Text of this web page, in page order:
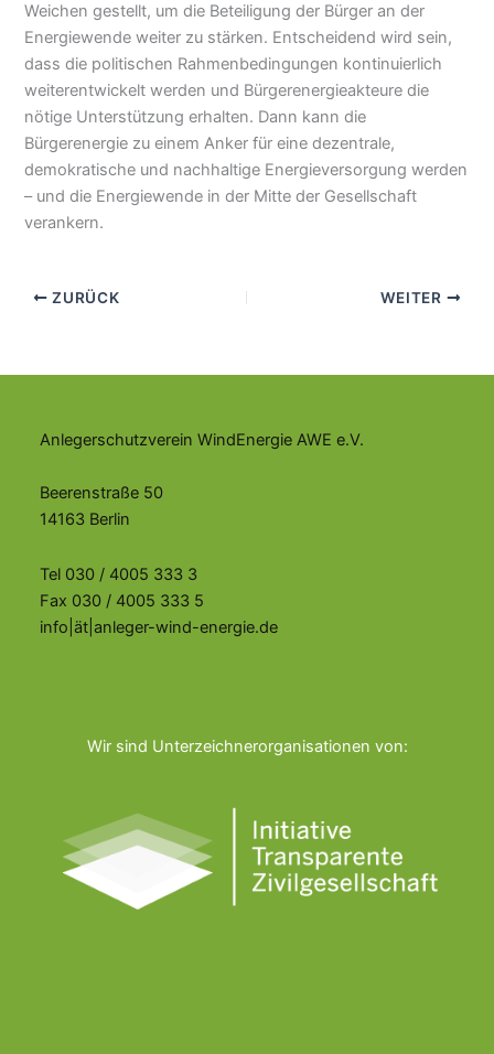
Weichen gestellt, um die Beteiligung der Bürger an der
Energiewende weiter zu stärken. Entscheidend wird sein,
dass die politischen Rahmenbedingungen kontinuierlich
weiterentwickelt werden und Bürgerenergieakteure die
nötige Unterstützung erhalten. Dann kann die
Bürgerenergie zu einem Anker für eine dezentrale,
demokratische und nachhaltige Energieversorgung werden
– und die Energiewende in der Mitte der Gesellschaft
verankern.
ZURÜCK WEITER
Anlegerschutzverein WindEnergie AWE e.V.
Beerenstraße 50
14163 Berlin
Tel 030 / 4005 333 3
Fax 030 / 4005 333 5
info|ät|anleger-wind-energie.de
Wir sind Unterzeichnerorganisationen von: